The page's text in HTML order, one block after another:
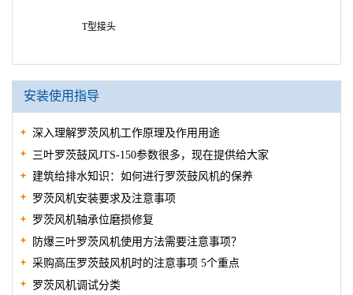
安全阀A27TW-2Q
旋启式逆止阀H74W-1C 对夹式逆止阀H77CX3-10Z1
T型接头
安装使用指导